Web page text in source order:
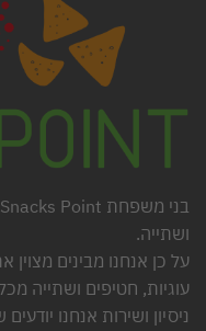
ושתייה.
על כן אנחנו מבינים
ניסיון ושירות אנחנו